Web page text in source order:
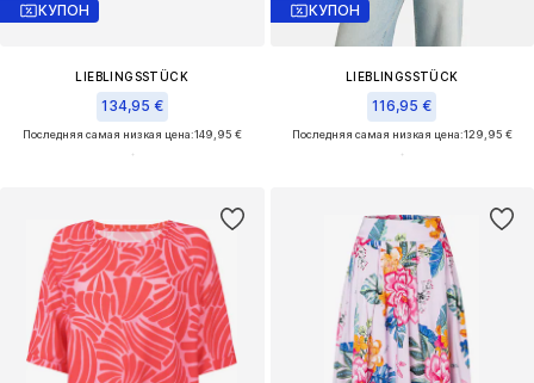
КУПОН
LIEBLINGSSTÜCK
134,95 €
Последняя самая низкая цена:149,95 €
КУПОН
LIEBLINGSSTÜCK
116,95 €
Последняя самая низкая цена:129,95 €